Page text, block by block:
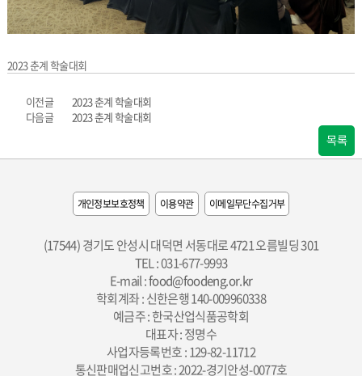
2023 춘계 학술대회
이전글
2023 춘계 학술대회
다음글
2023 춘계 학술대회
목록
개인정보보호정책 이용약관 이메일무단수집거부
(17544) 경기도 안성시 대덕면 서동대로 4721 오름빌딩 301
TEL : 031-677-9993
E-mail :food@foodeng.or.kr
학회계좌 : 신한은행 140-009960338
예금주 : 한국산업식품공학회
대표자 : 정명수
사업자등록번호 : 129-82-11712
통신판매업신고번호 : 2022-경기안성-0077호